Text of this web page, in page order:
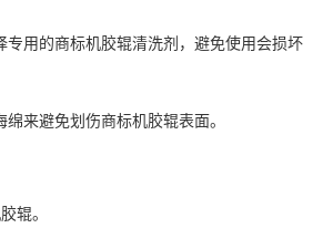
专用的商标机胶辊清洗剂，避免使用会损坏
来避免划伤商标机胶辊表面。
辊。